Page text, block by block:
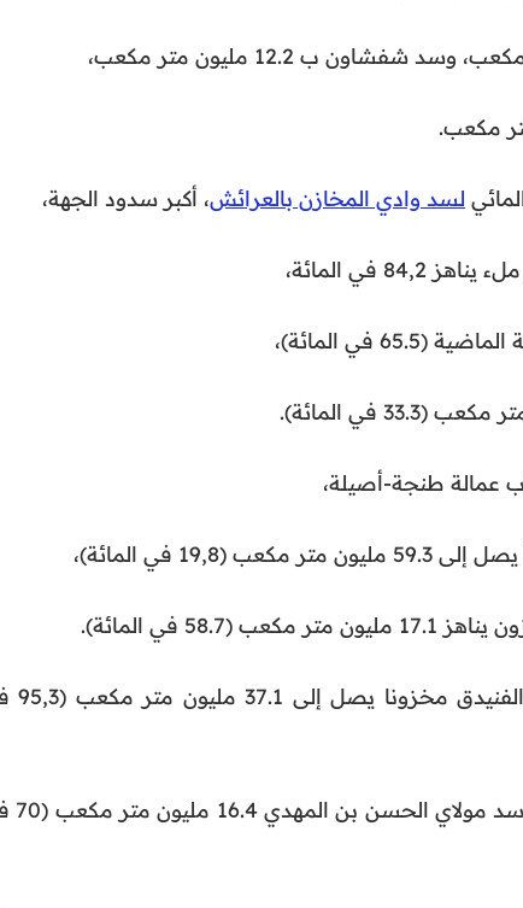
لسد وادي المخازن بالعرائش، أكبر سدود الجهة،
عمالة طنجة-أصيلة،
مكعب (58.7 في المائة).
ويسجل سد سمير بعمالة المضيق-
وبإقليم الفحص